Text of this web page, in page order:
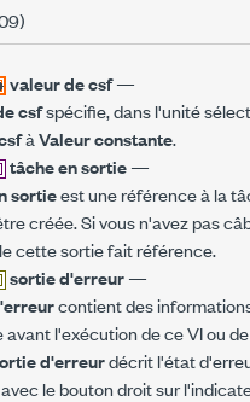
valeur de csf—
csfspécifie, dans l'unité
àValeur constante.
tâche en sortie—
sortieest une référence à la
créée. Si vous n'avez pas
cette sortie fait référence.
sortie d'erreur—
contient des
avant l'exécution de ce VI ou
d'erreurdécrit l'état
le bouton droit sur